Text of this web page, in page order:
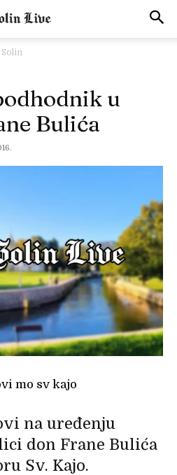
Solin
u
Bulića
na uređenju
don Frane Bulića
Sv. Kajo.